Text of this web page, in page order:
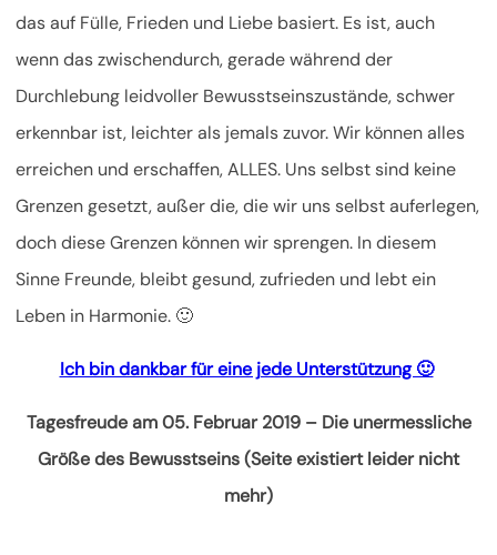
das auf Fülle, Frieden und Liebe basiert. Es ist, auch
wenn das zwischendurch, gerade während der
Durchlebung leidvoller Bewusstseinszustände, schwer
erkennbar ist, leichter als jemals zuvor. Wir können alles
erreichen und erschaffen, ALLES. Uns selbst sind keine
Grenzen gesetzt, außer die, die wir uns selbst auferlegen,
doch diese Grenzen können wir sprengen. In diesem
Sinne Freunde, bleibt gesund, zufrieden und lebt ein
Leben in Harmonie. 🙂
Ich bin dankbar für eine jede Unterstützung 🙂
Tagesfreude am 05. Februar 2019 – Die unermessliche
Größe des Bewusstseins (Seite existiert leider nicht
mehr)